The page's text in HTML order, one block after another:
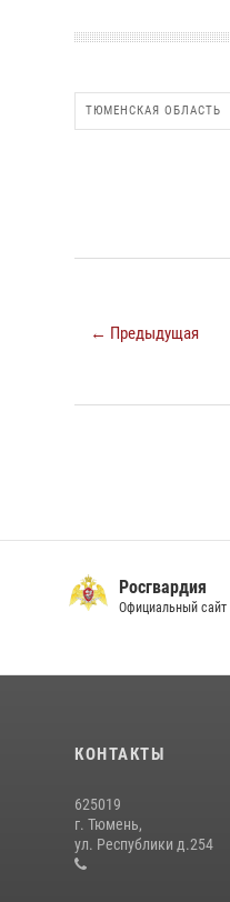
ТЮМЕНСКАЯ ОБЛАСТЬ
← Предыдущая
Росгвардия
Официальный сайт
КОНТАКТЫ
625019
г. Тюмень,
ул. Республики д.254